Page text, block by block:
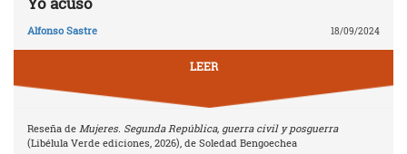
Alfonso Sastre 18/09/2024
LEER
Reseña de Mujeres. Segunda República, guerra civil y posguerra
(Libélula Verde ediciones, 2026), de Soledad Bengoechea